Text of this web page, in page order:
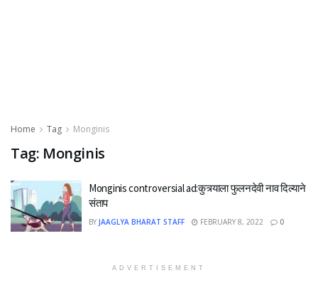
Home Tag Monginis
Tag: Monginis
Monginis controversial ad:कुत्र्याला फुलनदेवी नाव दिल्याने
संताप
BY JAAGLYA BHARAT STAFF FEBRUARY 8, 2022 0
ADVERTISEMENT